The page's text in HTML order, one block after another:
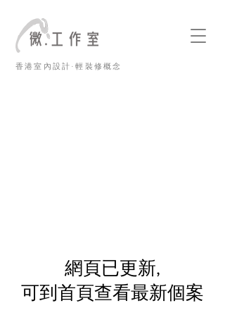
香港室內設計·輕裝修概念
​網頁已更新,
可到首頁查看最新個案